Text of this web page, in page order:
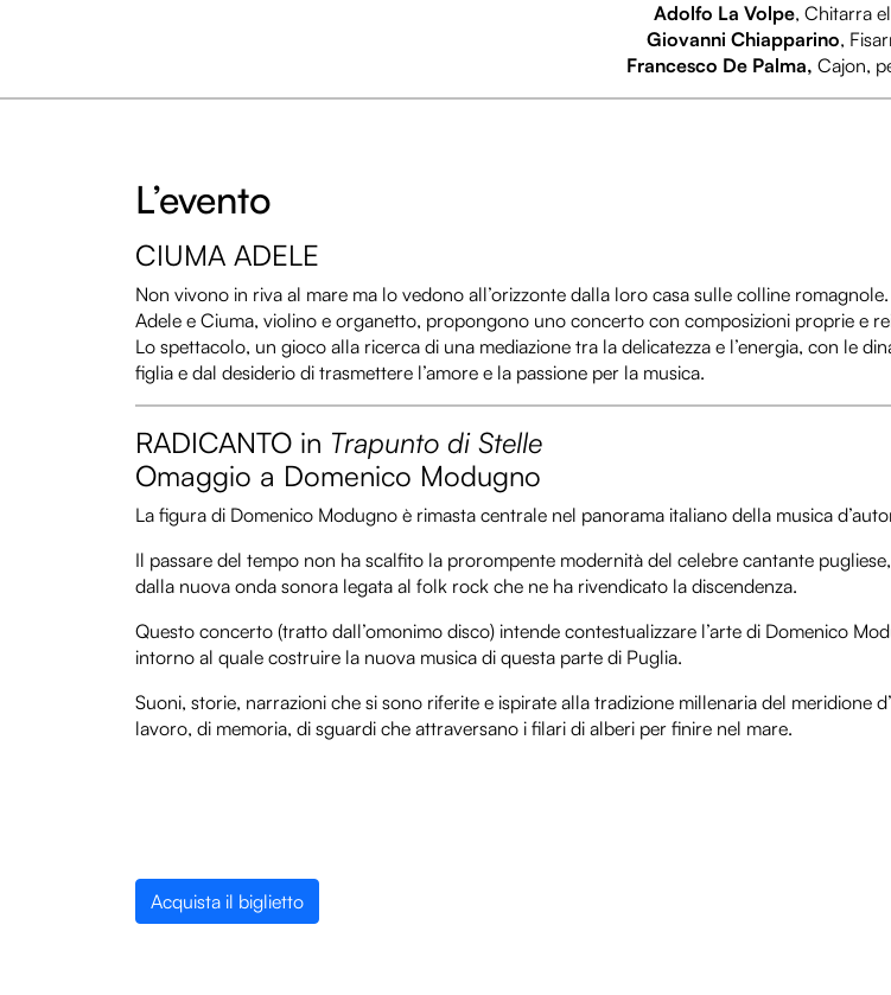
Adolfo La Volpe, Chitarra
Giovanni Chiapparino,
Francesco De Palma, Cajon,
L’evento
CIUMA ADELE
Non vivono in riva al mare ma lo vedono all’orizzonte dalla loro casa sulle colline romagnole.
Adele e Ciuma, violino e organetto, propongono uno concerto con composizioni proprie e
Lo spettacolo, un gioco alla ricerca di una mediazione tra la delicatezza e l’energia, con le
figlia e dal desiderio di trasmettere l’amore e la passione per la musica.
RADICANTO in Trapunto di Stelle
Omaggio a Domenico Modugno
La figura di Domenico Modugno è rimasta centrale nel panorama italiano della musica
Il passare del tempo non ha scalfito la prorompente modernità del celebre cantante
dalla nuova onda sonora legata al folk rock che ne ha rivendicato la discendenza.
Questo concerto (tratto dall’omonimo disco) intende contestualizzare l’arte di Domenico
intorno al quale costruire la nuova musica di questa parte di Puglia.
Suoni, storie, narrazioni che si sono riferite e ispirate alla tradizione millenaria del meridione
lavoro, di memoria, di sguardi che attraversano i filari di alberi per finire nel mare.
Acquista il biglietto